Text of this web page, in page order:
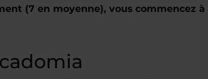
(7 en moyenne), vous commencez